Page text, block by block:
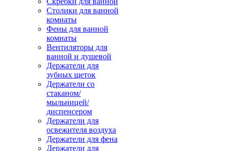
Столики для ванной
комнаты
Фены для ванной
комнаты
Вентиляторы для
ванной и душевой
Держатели для
зубных щеток
Держатели со
стаканом/
мыльницей/
диспенсером
Держатели для
освежителя воздуха
Держатели для фена
Держатели для